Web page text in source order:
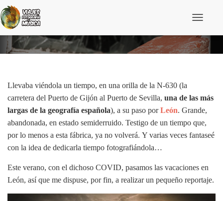
m
b
d
o
e
n
g
i
Llevaba viéndola un tiempo, en una orilla de la N-630 (la
carretera del Puerto de Gijón al Puerto de Sevilla, una de las más
largas de la geografía española), a su paso porLeón. Grande,
abandonada, en estado semiderruido. Testigo de un tiempo que,
por lo menos a esta fábrica, ya no volverá. Y varias veces fantaseé
con la idea de dedicarla tiempo fotografiándola…
Este verano, con el dichoso COVID, pasamos las vacaciones en
León, así que me dispuse, por fin, a realizar un pequeño reportaje.